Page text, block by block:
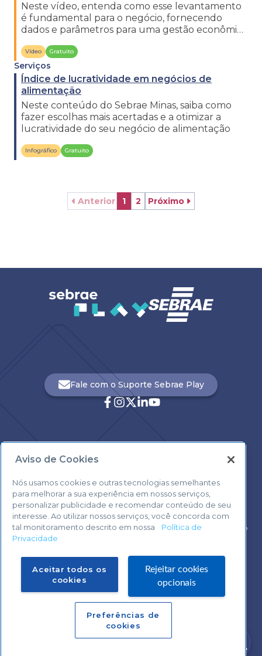
Neste vídeo, entenda como esse levantamento
é fundamental para o negócio, fornecendo
dados e parâmetros para uma gestão econômica
Vídeo Gratuito
Serviços
Índice de lucratividade em negócios de
alimentação
Neste conteúdo do Sebrae Minas, saiba como
fazer escolhas mais acertadas e a otimizar a
lucratividade do seu negócio de alimentação
Infográfico Gratuito
Anterior 1 2 Próximo
0800 570 0800
Fale com o Suporte Sebrae Play
Voltar ao topo
Central de Atendimento:
0800 570 0800
Aviso de Cookies
Nós usamos cookies e outras tecnologias semelhantes
para melhorar a sua experiência em nossos serviços,
personalizar publicidade e recomendar conteúdo de seu
interesse. Ao utilizar nossos serviços, você concorda com
tal monitoramento descrito em nossa
Política de
Privacidade
Aceitar todos os
cookies
Rejeitar cookies
opcionais
Preferências de
cookies